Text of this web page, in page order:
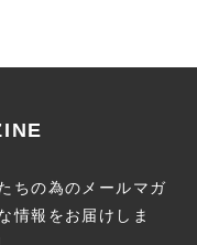
ちの為のメールマガ
情報をお届けしま